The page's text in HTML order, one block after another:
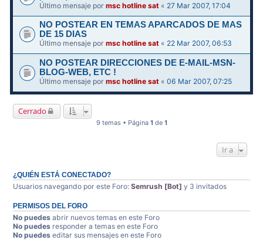
Último mensaje pormsc hotline sat « 27 Mar 2007, 17:04
NO POSTEAR EN TEMAS APARCADOS DE MAS
DE 15 DIAS
Último mensaje pormsc hotline sat « 22 Mar 2007, 06:53
NO POSTEAR DIRECCIONES DE E-MAIL-MSN-
BLOG-WEB, ETC !
Último mensaje pormsc hotline sat «06 Mar 2007, 07:25
Cerrado
9 temas • Página 1 de 1
Ir a
¿QUIÉN ESTÁ CONECTADO?
Usuarios navegando por este Foro:Semrush [Bot] y 3 invitados
PERMISOS DEL FORO
No puedes abrir nuevos temas en este Foro
No puedes responder a temas en este Foro
No puedes editar sus mensajes en este Foro